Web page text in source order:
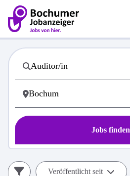
Jobs finden
Veröffentlicht seit